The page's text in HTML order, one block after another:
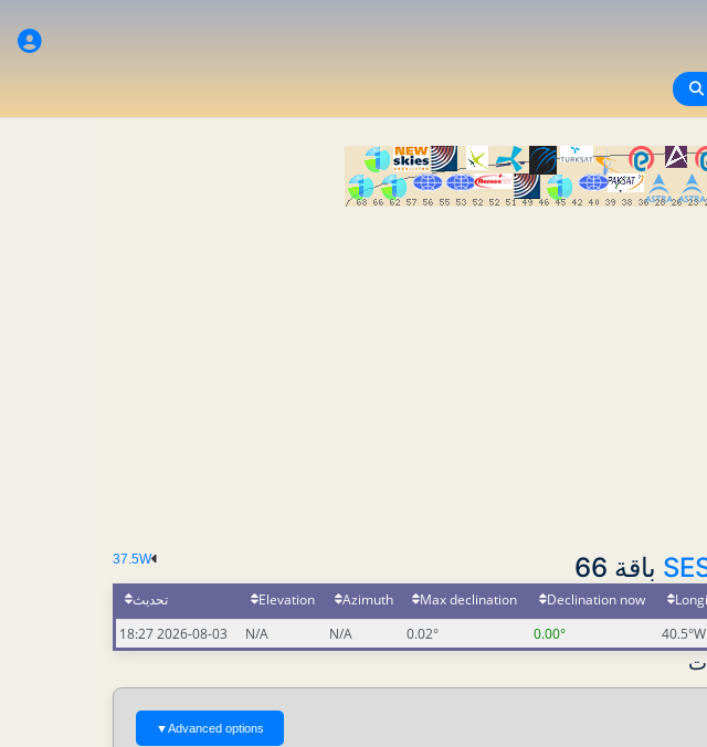
37.5W
Declination now
Max declination
Azimuth
Elevation
تحديث
40.5°W
0.00°
0.02°
N/A
N/A
2026-08-03 18:27
Advanced options
▼